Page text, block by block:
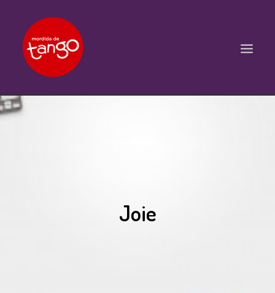
Joie